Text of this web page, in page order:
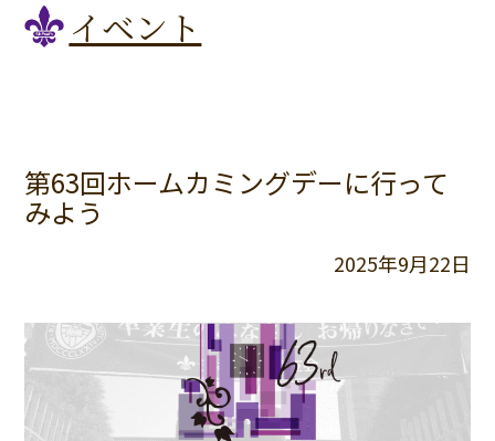
イベント
第63回ホームカミングデーに行って
みよう
2025年9月22日